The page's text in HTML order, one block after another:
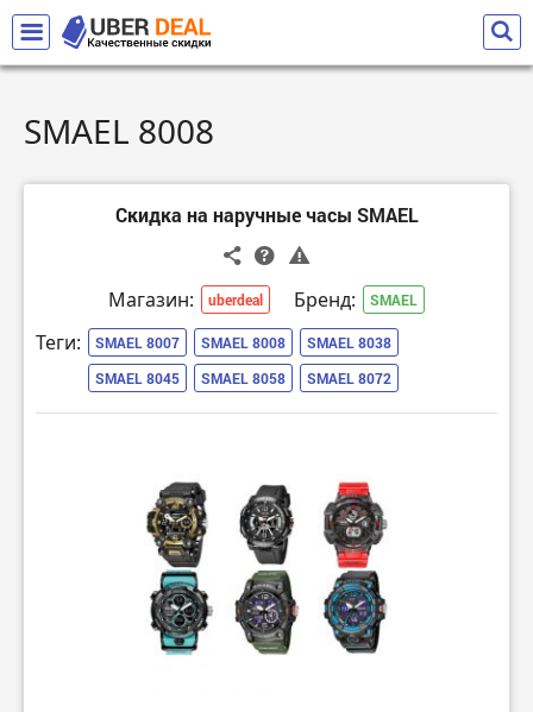
SMAEL 8008
Скидка на наручные часы SMAEL
Магазин: uberdeal Бренд: SMAEL
Теги: SMAEL 8007 SMAEL 8008
SMAEL 8038
SMAEL 8045
SMAEL 8058 SMAEL 8072